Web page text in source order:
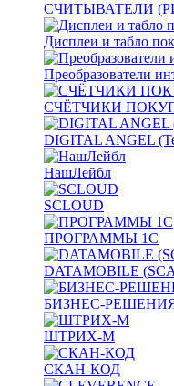
СЧИТЫВАТЕЛИ
Дисплеи и табло
Преобразователи
СЧЁТЧИКИ
DIGITAL ANGEL
НашЛейбл
SCLOUD
ПРОГРАММЫ 1С
DATAMOBILE
БИЗНЕС-
ШТРИХ-М
СКАН-КОД